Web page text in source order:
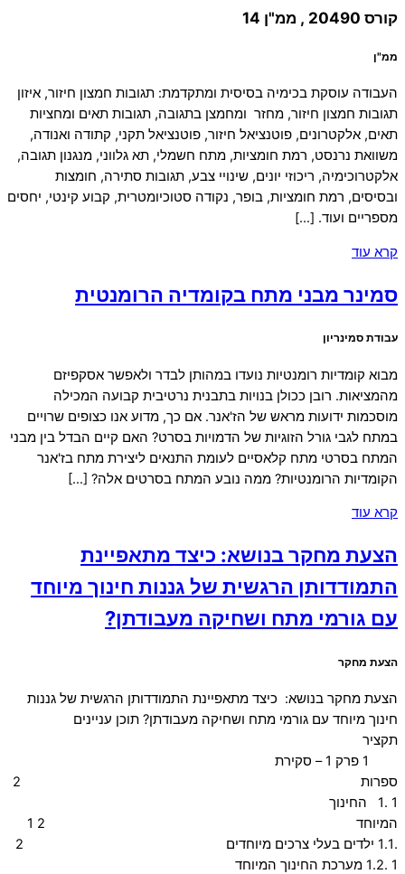
קורס 20490 , ממ"ן 14
ממ"ן
העבודה עוסקת בכימיה בסיסית ומתקדמת: תגובות חמצון חיזור, איזון
תגובות חמצון חיזור, מחזר ומחמצן בתגובה, תגובות תאים ומחציות
תאים, אלקטרונים, פוטנציאל חיזור, פוטנציאל תקני, קתודה ואנודה,
משוואת נרנסט, רמת חומציות, מתח חשמלי, תא גלווני, מנגנון תגובה,
אלקטרוכימיה, ריכוזי יונים, שינויי צבע, תגובות סתירה, חומצות
ובסיסים, רמת חומציות, בופר, נקודה סטוכיומטרית, קבוע קינטי, יחסים
מספריים ועוד. […]
קרא עוד
סמינר מבני מתח בקומדיה הרומנטית
עבודת סמינריון
מבוא קומדיות רומנטיות נועדו במהותן לבדר ולאפשר אסקפיזם
מהמציאות. רובן ככולן בנויות בתבנית נרטיבית קבועה המכילה
מוסכמות ידועות מראש של הז'אנר. אם כך, מדוע אנו כצופים שרויים
במתח לגבי גורל הזוגיות של הדמויות בסרט? האם קיים הבדל בין מבני
המתח בסרטי מתח קלאסיים לעומת התנאים ליצירת מתח בז'אנר
הקומדיות הרומנטיות? ממה נובע המתח בסרטים אלה? […]
קרא עוד
הצעת מחקר בנושא: כיצד מתאפיינת
התמודדותן הרגשית של גננות חינוך מיוחד
עם גורמי מתח ושחיקה מעבודתן?
הצעת מחקר
הצעת מחקר בנושא: כיצד מתאפיינת התמודדותן הרגשית של גננות
חינוך מיוחד עם גורמי מתח ושחיקה מעבודתן? תוכן עניינים
1 פרק 1 – סקירת
ספרות 2
1 .1 החינוך
המיוחד 2 1
.1.1 ילדים בעלי צרכים מיוחדים 2
1 .1.2 מערכת החינוך המיוחד